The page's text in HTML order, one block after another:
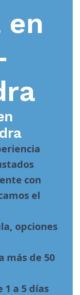
con
el
opciones
más de 50
a 5 días